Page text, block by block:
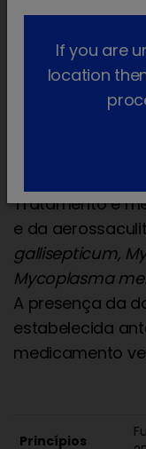
synoviae
doença nos
antes da
Tratamento e
e da
gallisepticum,
Mycoplasma
A presença da
estabelecida
medicamento
Princípios
If you are
location